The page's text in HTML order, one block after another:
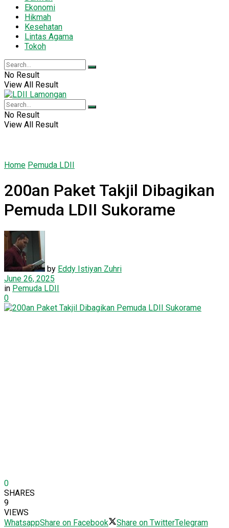
Ekonomi
Hikmah
Kesehatan
Lintas Agama
Tokoh
No Result
View All Result
No Result
View All Result
Home Pemuda LDII
200an Paket Takjil Dibagikan
Pemuda LDII Sukorame
by Eddy Istiyan Zuhri
June 26, 2025
in Pemuda LDII
0
0
SHARES
9
VIEWS
WhatsappShare on Facebook Share on TwitterTelegram